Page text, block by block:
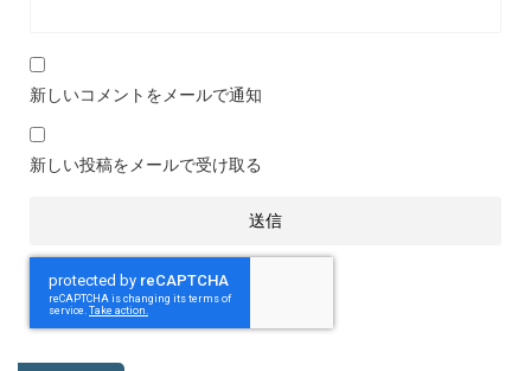
新しいコメントをメールで通知
新しい投稿をメールで受け取る